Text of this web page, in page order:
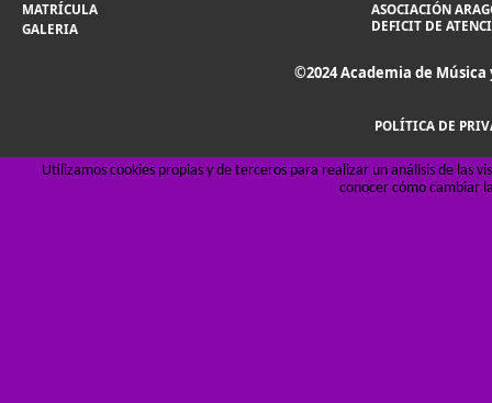
MATRÍCULA
GALERIA
ASOCIACIÓN
DEFICIT DE
©2024 Academia de
POLÍTICA DE
Utilizamos cookies propias y de terceros para realizar un análisis de las
conocer cómo cambiar